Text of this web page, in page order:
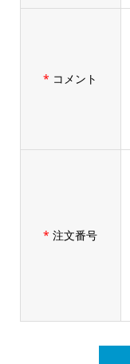
* コメント
* 注文番号